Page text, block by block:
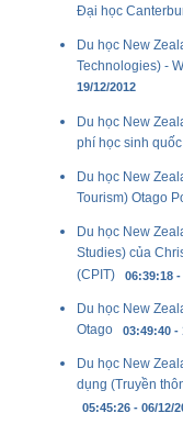
Đại học
Du học New
Technologies) -
19/12/2012
Du học New
phí học sinh
Du học New
Tourism) Otago
Du học New
Studies) của
(CPIT)
06:39:18 -
Du học New
Otago 03:49:40 -
Du học New
dụng (Truyền
05:45:26 - 06/12/